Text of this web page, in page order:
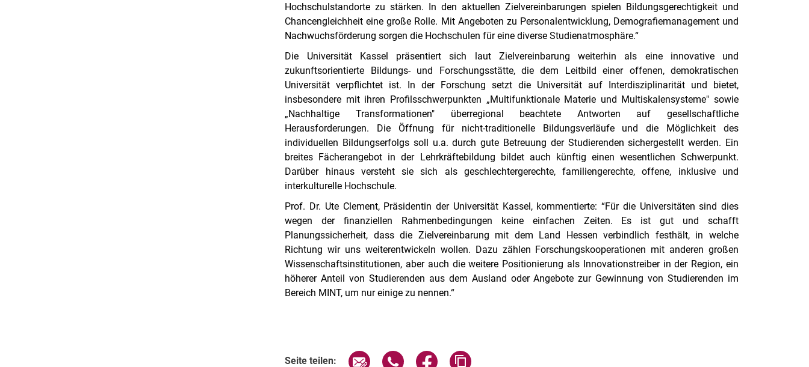
Hochschulstandorte zu stärken. In den aktuellen Zielvereinbarungen spielen Bildungsgerechtigkeit und
Chancengleichheit eine große Rolle. Mit Angeboten zu Personalentwicklung, Demografiemanagement und
Nachwuchsförderung sorgen die Hochschulen für eine diverse Studienatmosphäre.“
Die Universität Kassel präsentiert sich laut Zielvereinbarung weiterhin als eine innovative und
zukunftsorientierte Bildungs- und Forschungsstätte, die dem Leitbild einer offenen, demokratischen
Universität verpflichtet ist. In der Forschung setzt die Universität auf Interdisziplinarität und bietet,
insbesondere mit ihren Profilsschwerpunkten „Multifunktionale Materie und Multiskalensysteme" sowie
„Nachhaltige Transformationen" überregional beachtete Antworten auf gesellschaftliche
Herausforderungen. Die Öffnung für nicht-traditionelle Bildungsverläufe und die Möglichkeit des
individuellen Bildungserfolgs soll u.a. durch gute Betreuung der Studierenden sichergestellt werden. Ein
breites Fächerangebot in der Lehrkräftebildung bildet auch künftig einen wesentlichen Schwerpunkt.
Darüber hinaus versteht sie sich als geschlechtergerechte, familiengerechte, offene, inklusive und
interkulturelle Hochschule.
Prof. Dr. Ute Clement, Präsidentin der Universität Kassel, kommentierte: “Für die Universitäten sind dies
wegen der finanziellen Rahmenbedingungen keine einfachen Zeiten. Es ist gut und schafft
Planungssicherheit, dass die Zielvereinbarung mit dem Land Hessen verbindlich festhält, in welche
Richtung wir uns weiterentwickeln wollen. Dazu zählen Forschungskooperationen mit anderen großen
Wissenschaftsinstitutionen, aber auch die weitere Positionierung als Innovationstreiber in der Region, ein
höherer Anteil von Studierenden aus dem Ausland oder Angebote zur Gewinnung von Studierenden im
Bereich MINT, um nur einige zu nennen.“
Seite teilen: Seite über E-Mail teilen
Seite über WhatsApp teilen (externer Link, öffnet neues Fenster)
Seite über Facebook teilen (externer Link, öffnet neues Fenster)